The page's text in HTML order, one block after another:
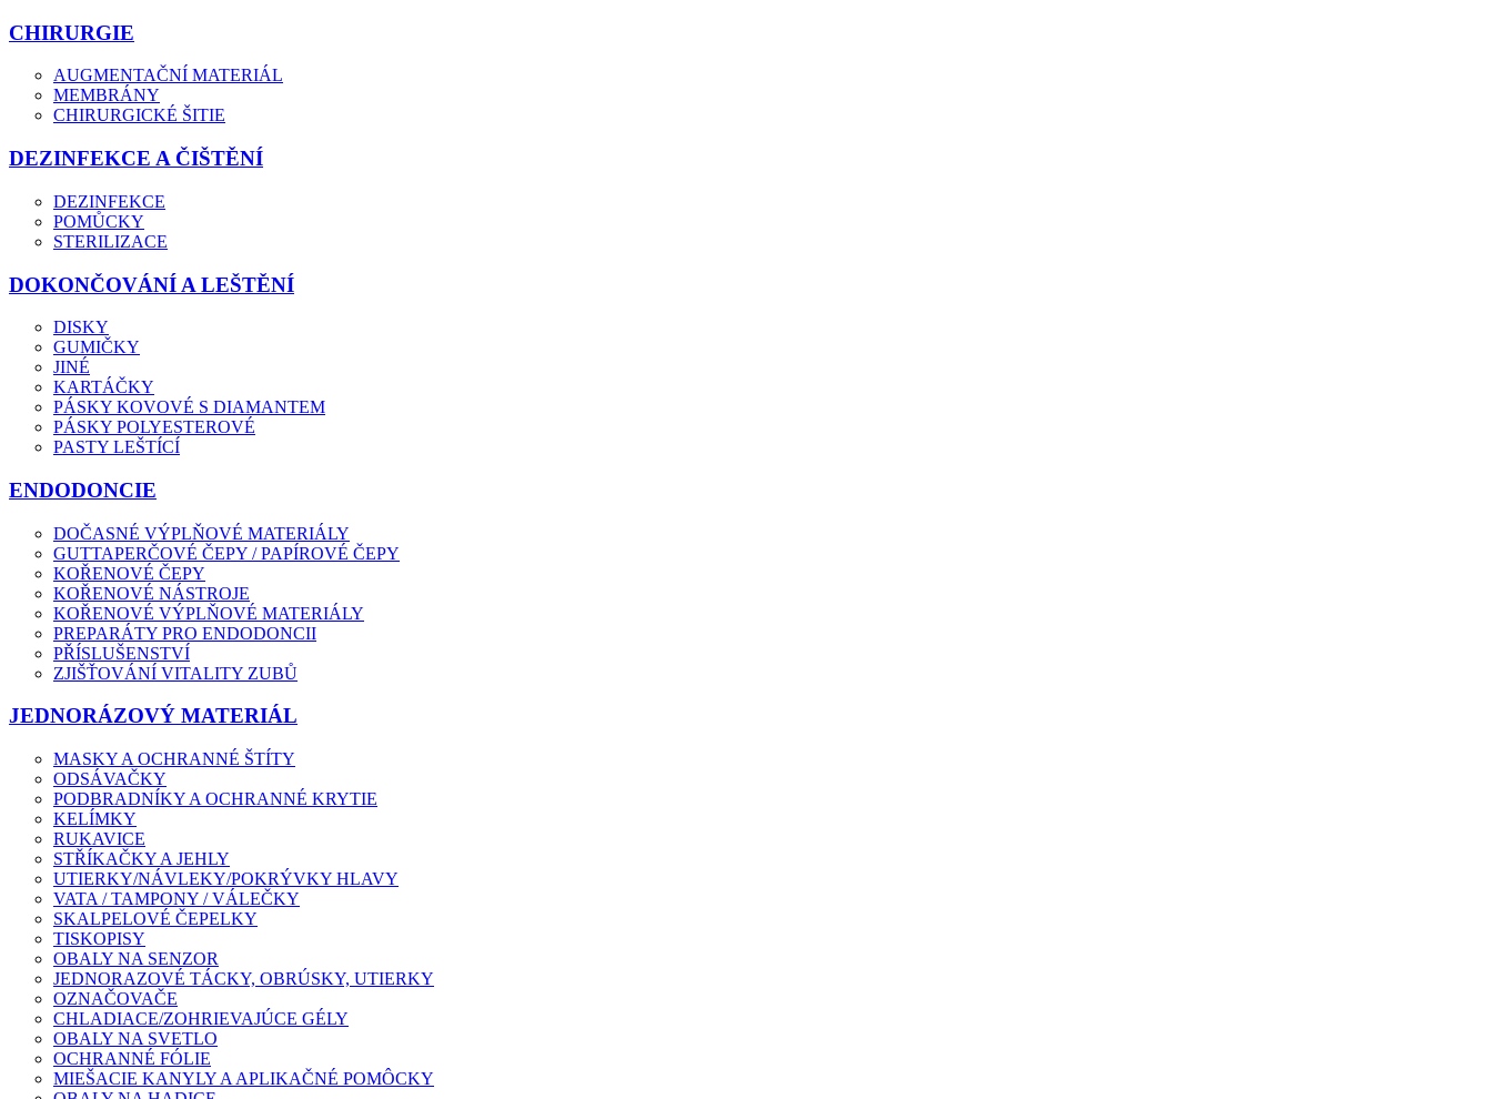
CHIRURGIE
AUGMENTAČNÍ MATERIÁL
MEMBRÁNY
CHIRURGICKÉ ŠITIE
DEZINFEKCE A ČIŠTĚNÍ
DEZINFEKCE
POMŮCKY
STERILIZACE
DOKONČOVÁNÍ A LEŠTĚNÍ
DISKY
GUMIČKY
JINÉ
KARTÁČKY
PÁSKY KOVOVÉ S DIAMANTEM
PÁSKY POLYESTEROVÉ
PASTY LEŠTÍCÍ
ENDODONCIE
DOČASNÉ VÝPLŇOVÉ MATERIÁLY
GUTTAPERČOVÉ ČEPY / PAPÍROVÉ ČEPY
KOŘENOVÉ ČEPY
KOŘENOVÉ NÁSTROJE
KOŘENOVÉ VÝPLŇOVÉ MATERIÁLY
PREPARÁTY PRO ENDODONCII
PŘÍSLUŠENSTVÍ
ZJIŠŤOVÁNÍ VITALITY ZUBŮ
JEDNORÁZOVÝ MATERIÁL
MASKY A OCHRANNÉ ŠTÍTY
ODSÁVAČKY
PODBRADNÍKY A OCHRANNÉ KRYTIE
KELÍMKY
RUKAVICE
STŘÍKAČKY A JEHLY
UTIERKY/NÁVLEKY/POKRÝVKY HLAVY
VATA / TAMPONY / VÁLEČKY
SKALPELOVÉ ČEPELKY
TISKOPISY
OBALY NA SENZOR
JEDNORAZOVÉ TÁCKY, OBRÚSKY, UTIERKY
OZNAČOVAČE
CHLADIACE/ZOHRIEVAJÚCE GÉLY
OBALY NA SVETLO
OCHRANNÉ FÓLIE
MIEŠACIE KANYLY A APLIKAČNÉ POMÔCKY